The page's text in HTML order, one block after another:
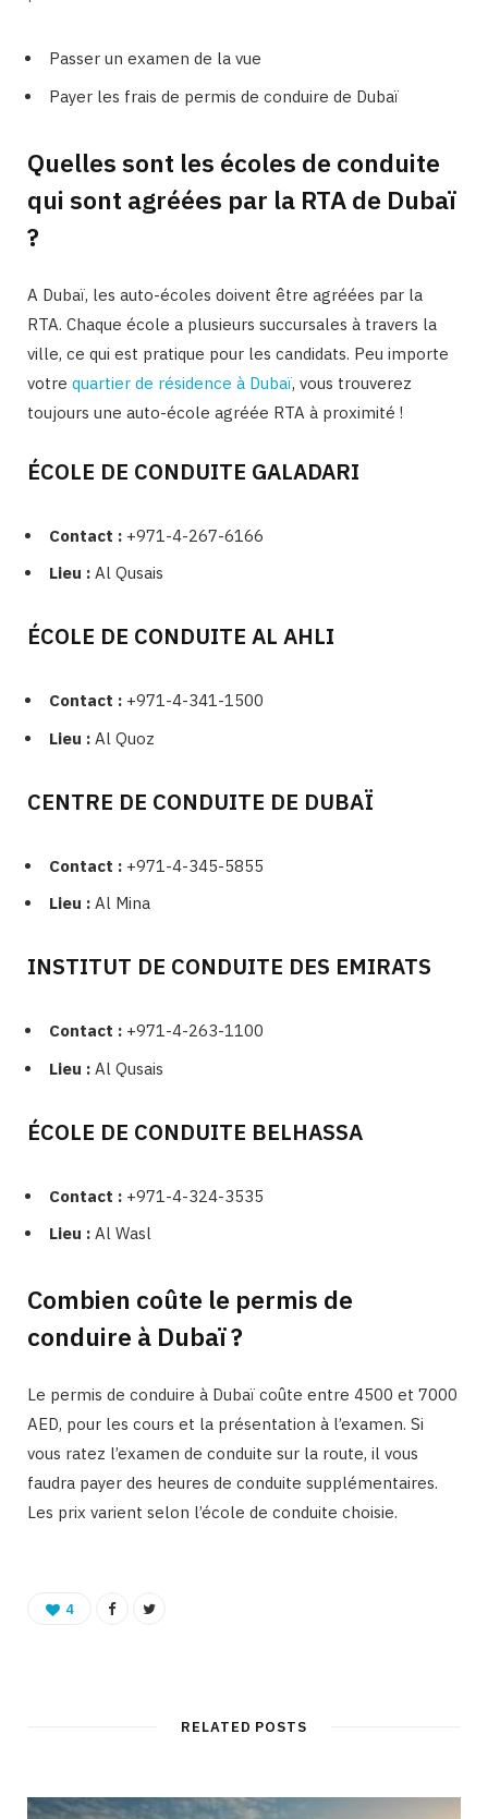
Passer un examen de la vue
Payer les frais de permis de conduire de Dubaï
Quelles sont les écoles de conduite
qui sont agréées par la RTA de Dubaï
?
A Dubaï, les auto-écoles doivent être agréées par la
RTA. Chaque école a plusieurs succursales à travers la
ville, ce qui est pratique pour les candidats. Peu importe
votre quartier de résidence à Dubaï, vous trouverez
toujours une auto-école agréée RTA à proximité !
ÉCOLE DE CONDUITE GALADARI
Contact : +971-4-267-6166
Lieu : Al Qusais
ÉCOLE DE CONDUITE AL AHLI
Contact : +971-4-341-1500
Lieu : Al Quoz
CENTRE DE CONDUITE DE DUBAÏ
Contact : +971-4-345-5855
Lieu : Al Mina
INSTITUT DE CONDUITE DES EMIRATS
Contact : +971-4-263-1100
Lieu : Al Qusais
ÉCOLE DE CONDUITE BELHASSA
Contact : +971-4-324-3535
Lieu : Al Wasl
Combien coûte le permis de
conduire à Dubaï ?
Le permis de conduire à Dubaï coûte entre 4500 et 7000
AED, pour les cours et la présentation à l’examen. Si
vous ratez l’examen de conduite sur la route, il vous
faudra payer des heures de conduite supplémentaires.
Les prix varient selon l’école de conduite choisie.
4
RELATED POSTS